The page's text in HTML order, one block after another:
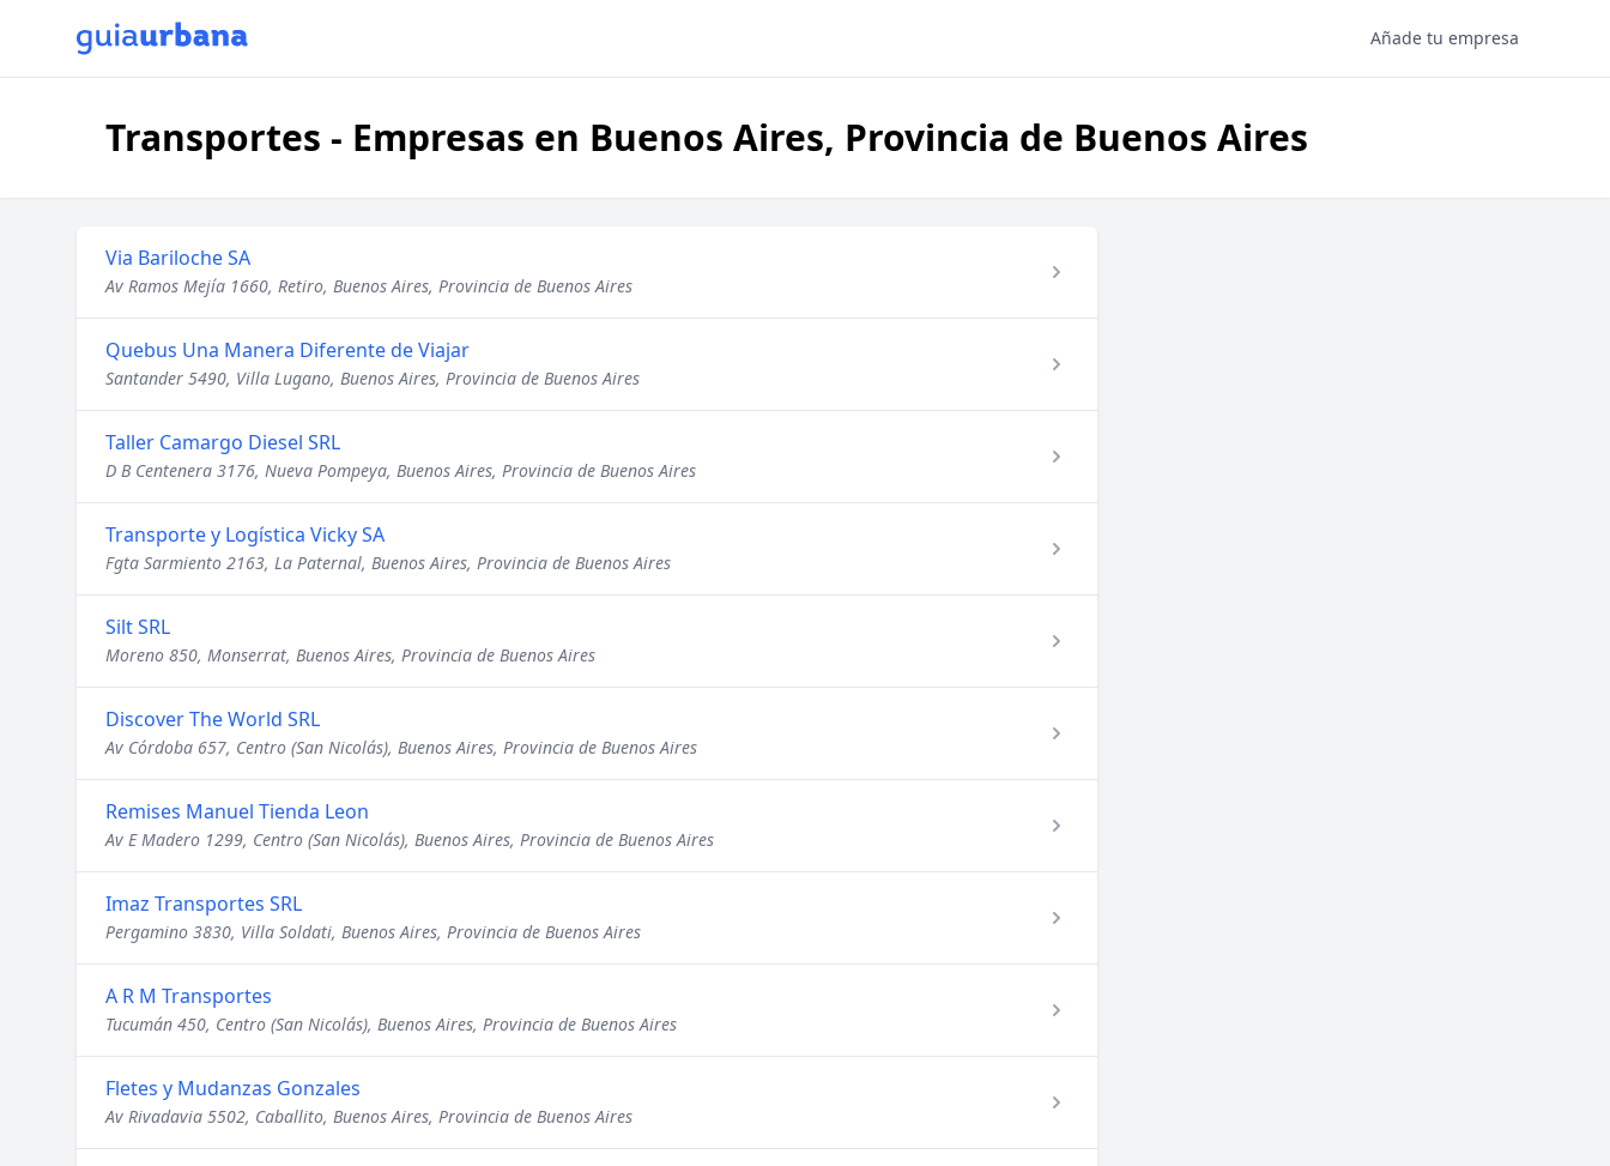
Añade tu empresa
Transportes - Empresas en Buenos Aires, Provincia de Buenos Aires
Via Bariloche SA
Av Ramos Mejía 1660, Retiro, Buenos Aires, Provincia de Buenos Aires
Quebus Una Manera Diferente de Viajar
Santander 5490, Villa Lugano, Buenos Aires, Provincia de Buenos Aires
Taller Camargo Diesel SRL
D B Centenera 3176, Nueva Pompeya, Buenos Aires, Provincia de Buenos Aires
Transporte y Logística Vicky SA
Fgta Sarmiento 2163, La Paternal, Buenos Aires, Provincia de Buenos Aires
Silt SRL
Moreno 850, Monserrat, Buenos Aires, Provincia de Buenos Aires
Discover The World SRL
Av Córdoba 657, Centro (San Nicolás), Buenos Aires, Provincia de Buenos Aires
Remises Manuel Tienda Leon
Av E Madero 1299, Centro (San Nicolás), Buenos Aires, Provincia de Buenos Aires
Imaz Transportes SRL
Pergamino 3830, Villa Soldati, Buenos Aires, Provincia de Buenos Aires
A R M Transportes
Tucumán 450, Centro (San Nicolás), Buenos Aires, Provincia de Buenos Aires
Fletes y Mudanzas Gonzales
Av Rivadavia 5502, Caballito, Buenos Aires, Provincia de Buenos Aires